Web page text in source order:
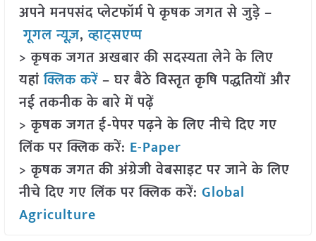
अपने मनपसंद प्लेटफॉर्म पे कृषक जगत से जुड़े –
गूगल न्यूज़,व्हाट्सएप्प
> कृषक जगत अखबार की सदस्यता लेने के लिए
यहांक्लिक करें– घर बैठे विस्तृत कृषि पद्धतियों और
नई तकनीक के बारे में पढ़ें
> कृषक जगत ई-पेपर पढ़ने के लिए नीचे दिए गए
लिंक पर क्लिक करें: E-Paper
> कृषक जगत की अंग्रेजी वेबसाइट पर जाने के लिए
नीचे दिए गए लिंक पर क्लिक करें: Global
Agriculture